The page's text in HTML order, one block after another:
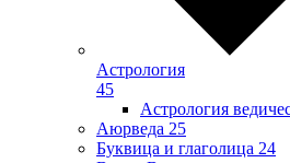
Астрология
45
Астрология
Аюрведа 25
Буквица и глаголица 24